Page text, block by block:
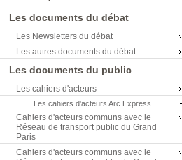
Les documents du débat
Les Newsletters du débat
Les autres documents du débat
Les documents du public
Les cahiers d'acteurs
Les cahiers d'acteurs Arc Express
Cahiers d'acteurs communs avec le
Réseau de transport public du Grand
Paris
Cahiers d'acteurs communs avec le